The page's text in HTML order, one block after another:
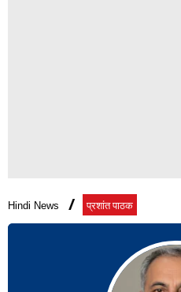
Hindi News प्रशांत पाठक